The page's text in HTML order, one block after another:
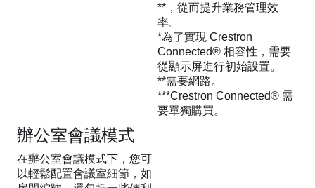
**，從而提升業務管理效
率。
*為了實現 Crestron
Connected® 相容性，需要
從顯示屏進行初始設置。
**需要網路。
***Crestron Connected® 需
要單獨購買。
辦公室會議模式
在辦公室會議模式下，您可
以輕鬆配置會議室細節，如